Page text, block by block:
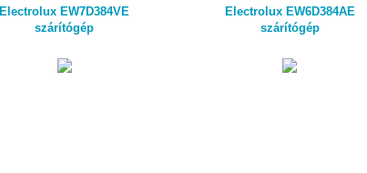
Electrolux EW7D384VE
szárítógép
Electrolux EW6D384AE
szárítógép